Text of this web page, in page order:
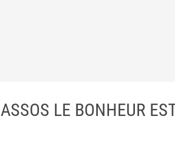
LE BONHEUR